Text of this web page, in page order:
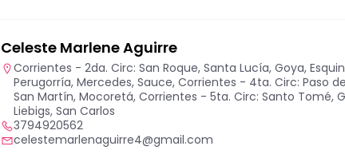
Celeste Marlene Aguirre
Corrientes - 2da. Circ: San Roque, Santa Lucía, Goya,
Perugorría, Mercedes, Sauce, Corrientes - 4ta. Circ: Paso
San Martín, Mocoretá, Corrientes - 5ta. Circ: Santo Tomé,
Liebigs, San Carlos
3794920562
celestemarlenaguirre4@gmail.com